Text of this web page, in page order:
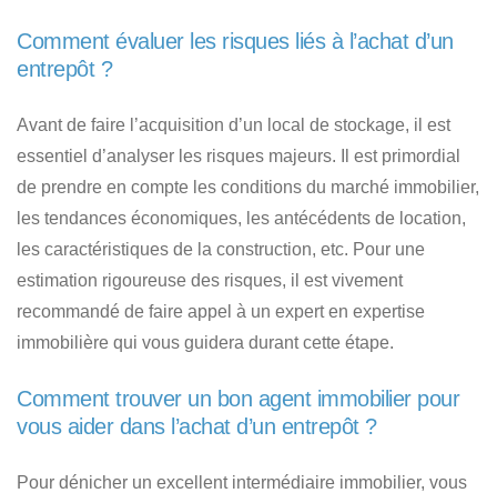
Comment évaluer les risques liés à l’achat d’un
entrepôt ?
Avant de faire l’acquisition d’un local de stockage, il est
essentiel d’analyser les risques majeurs. Il est primordial
de prendre en compte les conditions du marché immobilier,
les tendances économiques, les antécédents de location,
les caractéristiques de la construction, etc. Pour une
estimation rigoureuse des risques, il est vivement
recommandé de faire appel à un expert en expertise
immobilière qui vous guidera durant cette étape.
Comment trouver un bon agent immobilier pour
vous aider dans l’achat d’un entrepôt ?
Pour dénicher un excellent intermédiaire immobilier, vous